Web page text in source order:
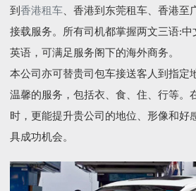
到 香港租车、香港到东莞租车、香港至
接载服务。所有司机都掌握两文三语:中
英语，可满足服务阁下的海外商务。
本公司亦可替贵司包车接送客人到指定
温馨的服务，包括衣、食、住、行等。
时，更能提升贵公司的地位、形像和好
具成功机会。